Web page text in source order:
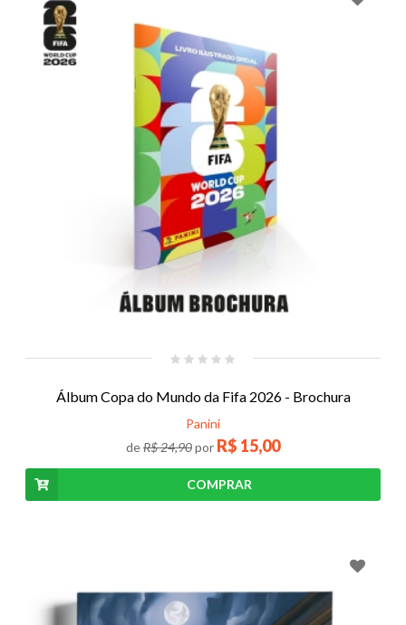
Álbum Copa do Mundo da Fifa 2026 - Brochura
Panini
deR$ 24,90por R$ 15,00
COMPRAR